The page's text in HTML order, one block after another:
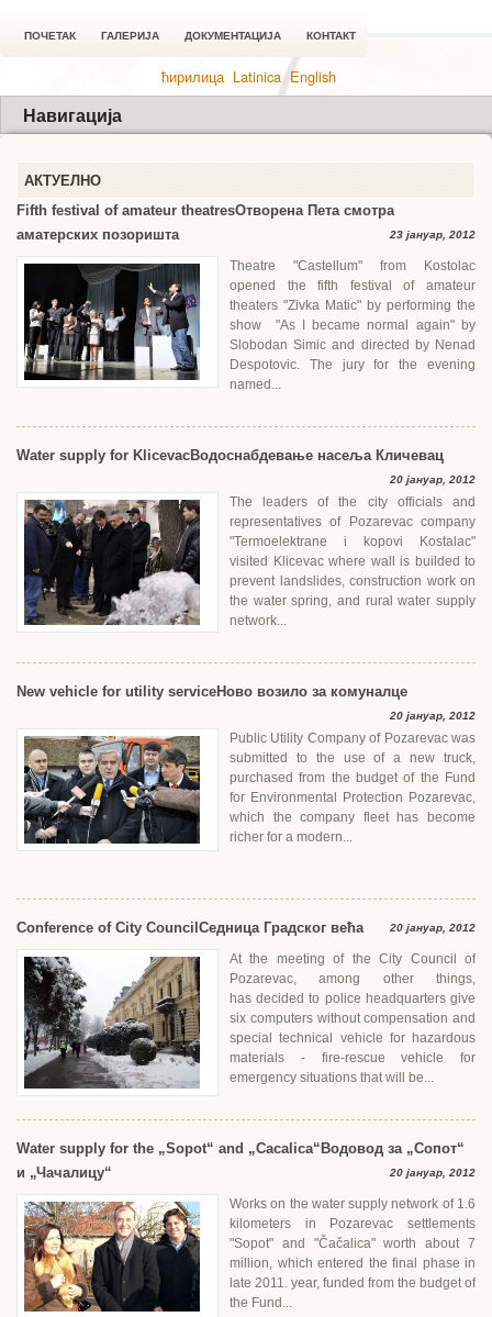
ПОЧЕТАК ГАЛЕРИЈА ДОКУМЕНТАЦИЈА КОНТАКТ
ћирилица Latinica English
Навигација
АКТУЕЛНО
Fifth festival of amateur theatresОтворена Пета смотра
аматерских позоришта
23 јануар, 2012
Theatre "Castellum" from Kostolac
opened the fifth festival of amateur
theaters "Zivka Matic" by performing the
show "As I became normal again" by
Slobodan Simic and directed by Nenad
Despotovic. The jury for the evening
named...
Water supply for KlicevacВодоснабдевање насеља Кличевац
20 јануар, 2012
The leaders of the city officials and
representatives of Pozarevac company
"Termoelektrane i kopovi Kostalac"
visited Klicevac where wall is builded to
prevent landslides, construction work on
the water spring, and rural water supply
network...
New vehicle for utility serviceНово возило за комуналце
20 јануар, 2012
Public Utility Company of Pozarevac was
submitted to the use of a new truck,
purchased from the budget of the Fund
for Environmental Protection Pozarevac,
which the company fleet has become
richer for a modern...
Conference of City Council Седница Градског већа 20 јануар, 2012
At the meeting of the City Council of
Pozarevac, among other things,
has decided to police headquarters give
six computers without compensation and
special technical vehicle for hazardous
materials - fire-rescue vehicle for
emergency situations that will be...
Water supply for the „Sopot“ and „Cacalica“ Водовод за „Сопот“
и „Чачалицу“
20 јануар, 2012
Works on the water supply network of 1.6
kilometers in Pozarevac settlements
"Sopot" and "Čačalica" worth about 7
million, which entered the final phase in
late 2011. year, funded from the budget of
the Fund...